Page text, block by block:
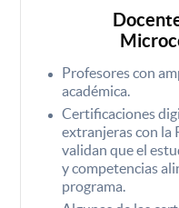
Profesores con
académica.
Certificaciones
extranjeras con la
validan que el
y competencias
programa.